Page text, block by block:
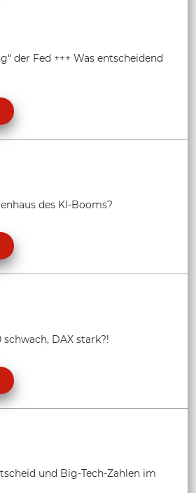
der Fed +++ Was entscheidend
des KI-Booms?
schwach, DAX stark?!
und Big-Tech-Zahlen im